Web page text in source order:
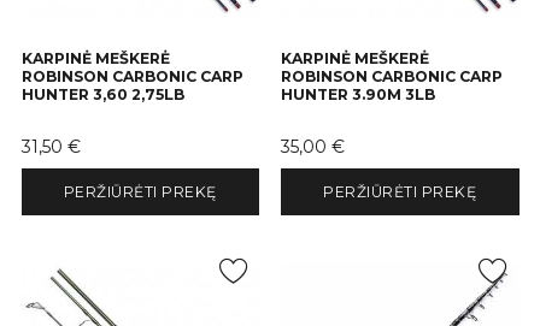
KARPINĖ MEŠKERĖ
ROBINSON CARBONIC CARP
HUNTER 3,60 2,75LB
Kaina
31,50 €
PERŽIŪRĖTI PREKĘ
KARPINĖ MEŠKERĖ
ROBINSON CARBONIC CARP
HUNTER 3.90M 3LB
Kaina
35,00 €
PERŽIŪRĖTI PREKĘ